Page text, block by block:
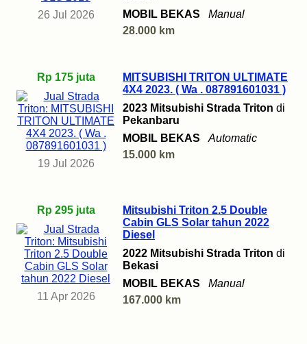
26 Jul 2026
MOBIL BEKAS
Manual
28.000 km
Rp 175 juta
19 Jul 2026
MITSUBISHI TRITON ULTIMATE
4X4 2023. ( Wa . 087891601031 )
2023 Mitsubishi Strada Triton di
Pekanbaru
MOBIL BEKAS
Automatic
15.000 km
Rp 295 juta
11 Apr 2026
‎Mitsubishi Triton 2.5 Double
Cabin GLS Solar tahun 2022
Diesel
2022 Mitsubishi Strada Triton di
Bekasi
MOBIL BEKAS
Manual
167.000 km